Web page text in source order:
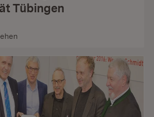
Tübingen